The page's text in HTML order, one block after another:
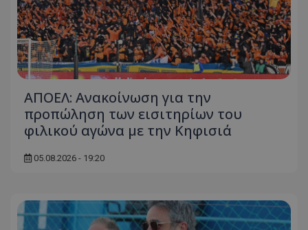
ΑΠΟΕΛ: Ανακοίνωση για την
προπώληση των εισιτηρίων του
φιλικού αγώνα με την Κηφισιά
05.08.2026 - 19:20